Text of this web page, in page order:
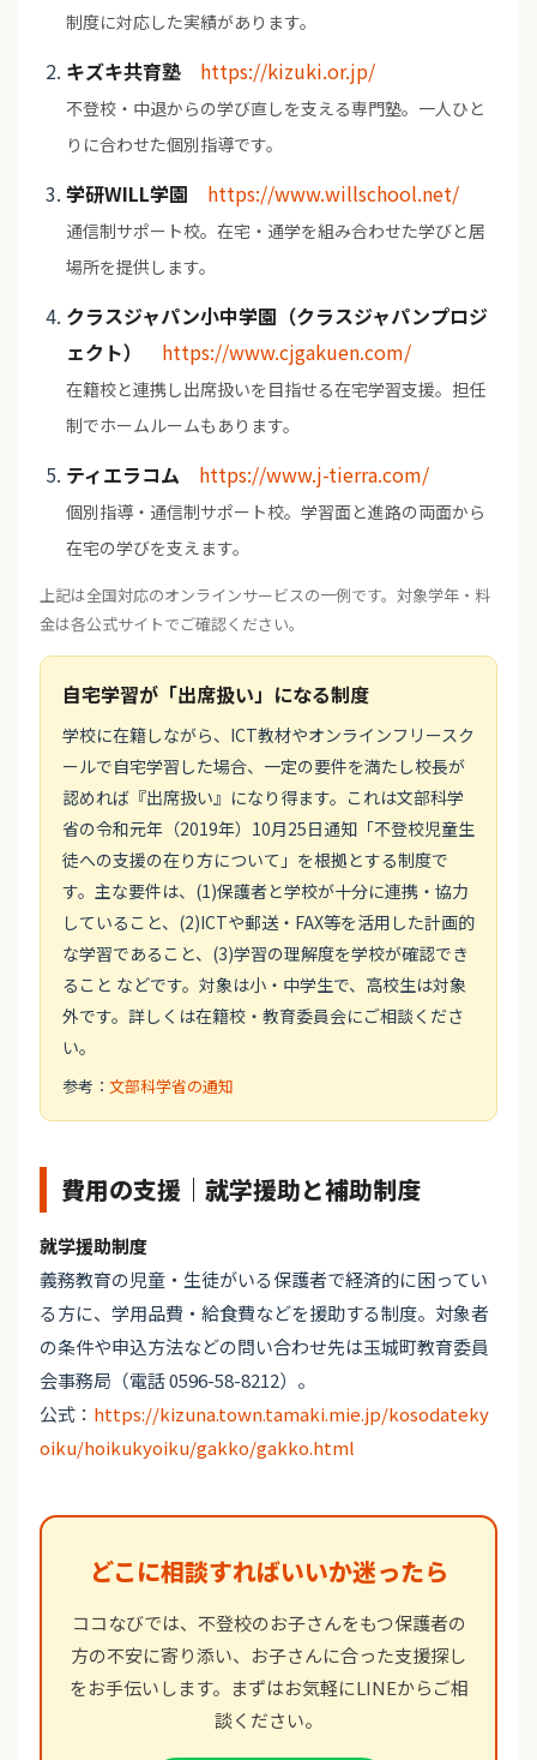
制度に対応した実績があります。
キズキ共育塾 https://kizuki.or.jp/
不登校・中退からの学び直しを支える専門塾。一人ひと
りに合わせた個別指導です。
学研WILL学園 https://www.willschool.net/
通信制サポート校。在宅・通学を組み合わせた学びと居
場所を提供します。
クラスジャパン小中学園（クラスジャパンプロジ
ェクト）
https://www.cjgakuen.com/
在籍校と連携し出席扱いを目指せる在宅学習支援。担任
制でホームルームもあります。
ティエラコム https://www.j-tierra.com/
個別指導・通信制サポート校。学習面と進路の両面から
在宅の学びを支えます。
上記は全国対応のオンラインサービスの一例です。対象学年・料
金は各公式サイトでご確認ください。
自宅学習が「出席扱い」になる制度
学校に在籍しながら、ICT教材やオンラインフリースク
ールで自宅学習した場合、一定の要件を満たし校長が
認めれば『出席扱い』になり得ます。これは文部科学
省の令和元年（2019年）10月25日通知「不登校児童生
徒への支援の在り方について」を根拠とする制度で
す。主な要件は、(1)保護者と学校が十分に連携・協力
していること、(2)ICTや郵送・FAX等を活用した計画的
な学習であること、(3)学習の理解度を学校が確認でき
ること などです。対象は小・中学生で、高校生は対象
外です。詳しくは在籍校・教育委員会にご相談くださ
い。
参考： 文部科学省の通知
費用の支援｜就学援助と補助制度
就学援助制度
義務教育の児童・生徒がいる保護者で経済的に困ってい
る方に、学用品費・給食費などを援助する制度。対象者
の条件や申込方法などの問い合わせ先は玉城町教育委員
会事務局（電話 0596-58-8212）。
公式： https://kizuna.town.tamaki.mie.jp/kosodateky
oiku/hoikukyoiku/gakko/gakko.html
どこに相談すればいいか迷ったら
ココなびでは、不登校のお子さんをもつ保護者の
方の不安に寄り添い、お子さんに合った支援探し
をお手伝いします。まずはお気軽にLINEからご相
談ください。